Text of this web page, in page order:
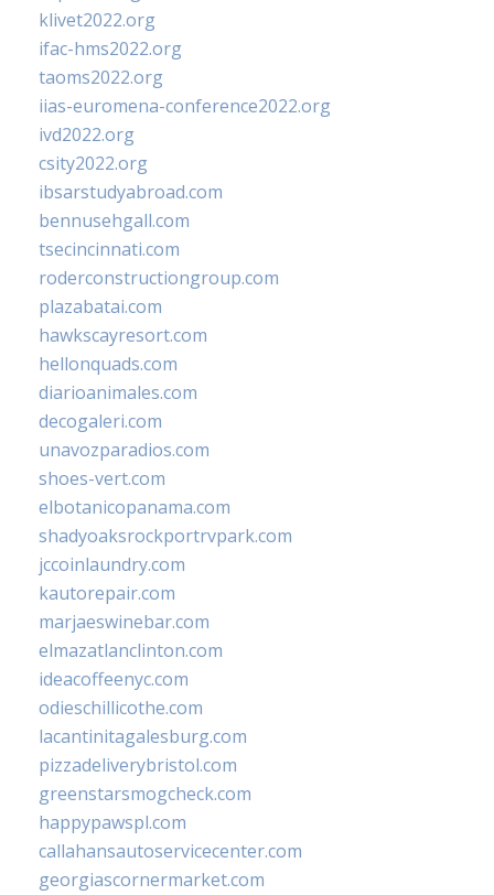
klivet2022.org
ifac-hms2022.org
taoms2022.org
iias-euromena-conference2022.org
ivd2022.org
csity2022.org
ibsarstudyabroad.com
bennusehgall.com
tsecincinnati.com
roderconstructiongroup.com
plazabatai.com
hawkscayresort.com
hellonquads.com
diarioanimales.com
decogaleri.com
unavozparadios.com
shoes-vert.com
elbotanicopanama.com
shadyoaksrockportrvpark.com
jccoinlaundry.com
kautorepair.com
marjaeswinebar.com
elmazatlanclinton.com
ideacoffeenyc.com
odieschillicothe.com
lacantinitagalesburg.com
pizzadeliverybristol.com
greenstarsmogcheck.com
happypawspl.com
callahansautoservicecenter.com
georgiascornermarket.com